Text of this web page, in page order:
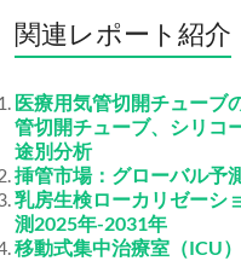
関連レポート紹介
医療用気管切開チューブ
管切開チューブ、シリコ
途別分析
挿管市場：グローバル予
乳房生検ローカリゼーシ
測2025年-2031年
移動式集中治療室（ICU